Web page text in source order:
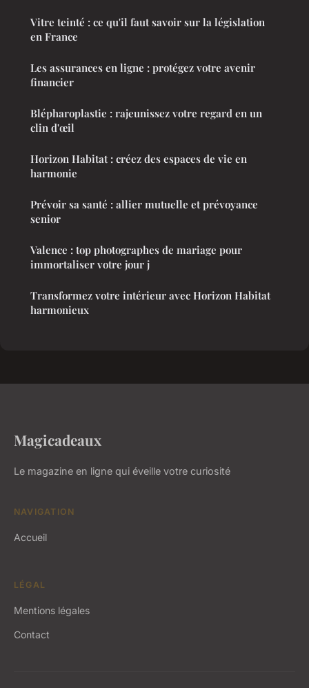
Vitre teinté : ce qu'il faut savoir sur la législation
en France
Les assurances en ligne : protégez votre avenir
financier
Blépharoplastie : rajeunissez votre regard en un
clin d'œil
Horizon Habitat : créez des espaces de vie en
harmonie
Prévoir sa santé : allier mutuelle et prévoyance
senior
Valence : top photographes de mariage pour
immortaliser votre jour j
Transformez votre intérieur avec Horizon Habitat
harmonieux
Magicadeaux
Le magazine en ligne qui éveille votre curiosité
NAVIGATION
Accueil
LÉGAL
Mentions légales
Contact